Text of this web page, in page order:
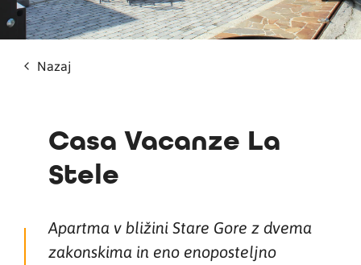
Nazaj
Casa Vacanze La
Stele
Apartma v bližini Stare Gore z dvema
zakonskima in eno enoposteljno